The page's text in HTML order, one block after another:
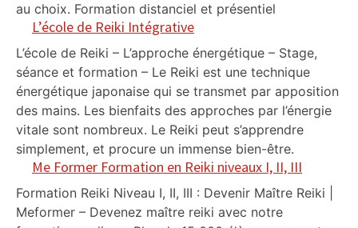
au choix. Formation distanciel et présentiel
L’école de Reiki Intégrative
L’école de Reiki – L’approche énergétique – Stage,
séance et formation – Le Reiki est une technique
énergétique japonaise qui se transmet par apposition
des mains. Les bienfaits des approches par l’énergie
vitale sont nombreux. Le Reiki peut s’apprendre
simplement, et procure un immense bien-être.
Me Former Formation en Reiki niveaux I, II, III
Formation Reiki Niveau I, II, III : Devenir Maître Reiki |
Meformer – Devenez maître reiki avec notre